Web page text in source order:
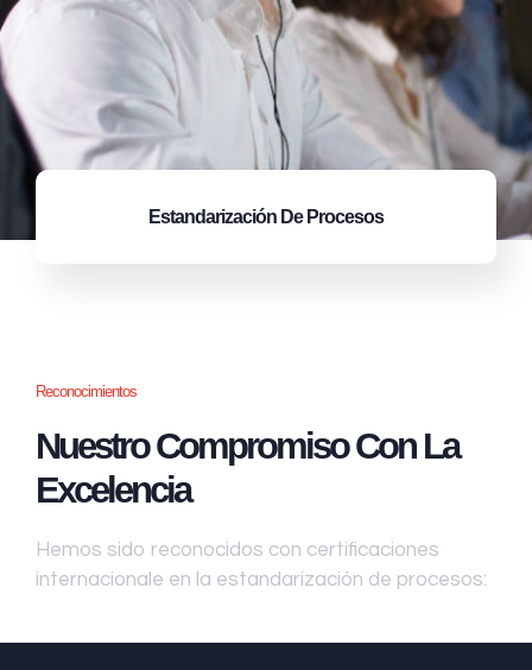
Estandarización De Procesos
Reconocimientos
Nuestro Compromiso Con La
Excelencia
Hemos sido reconocidos con certificaciones
internacionale en la estandarización de procesos: